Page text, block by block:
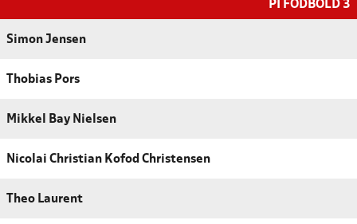
PI FODBOLD 3
Simon Jensen
Thobias Pors
Mikkel Bay Nielsen
Nicolai Christian Kofod Christensen
Theo Laurent